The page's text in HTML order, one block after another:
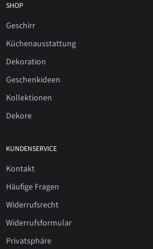
SHOP
Geschirr
Küchenausstattung
Dekoration
Geschenkideen
Kollektionen
Dekore
KUNDENSERVICE
Kontakt
Häufige Fragen
Widerrufsrecht
Widerrufsformular
Privatsphäre